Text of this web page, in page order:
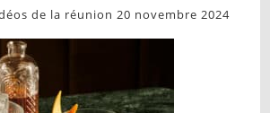
de la réunion 20 novembre 2024